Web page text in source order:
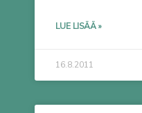
LUE LISÄÄ »
16.8.2011